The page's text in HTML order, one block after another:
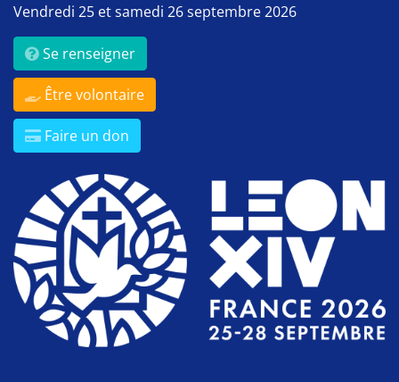
Vendredi 25 et samedi 26 septembre 2026
Se renseigner
Être volontaire
Faire un don